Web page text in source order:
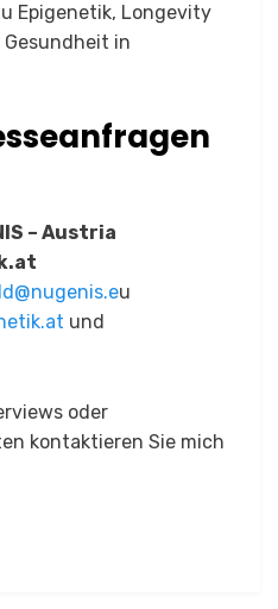
Epigenetik, Longevity
in
– Austria
u
und
oder
kontaktieren Sie mich